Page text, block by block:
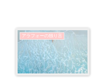
アラフォーの独り言